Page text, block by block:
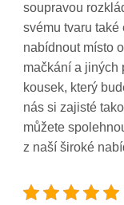
soupravou
svému tvaru také
nabídnout místo
mačkání a jiných
kousek, který
nás si zajisté
můžete
z naší široké